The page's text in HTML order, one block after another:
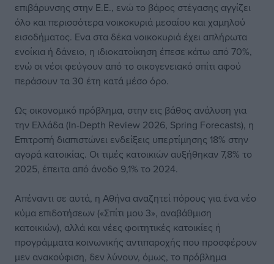
επιβάρυνσης στην Ε.Ε., ενώ το βάρος στέγασης αγγίζει
όλο και περισσότερα νοικοκυριά μεσαίου και χαμηλού
εισοδήματος. Ενα στα δέκα νοικοκυριά έχει απλήρωτα
ενοίκια ή δάνειο, η ιδιοκατοίκηση έπεσε κάτω από 70%,
ενώ οι νέοι φεύγουν από το οικογενειακό σπίτι αφού
περάσουν τα 30 έτη κατά μέσο όρο.
Ως οικονομικό πρόβλημα, στην εις βάθος ανάλυση για
την Ελλάδα (In-Depth Review 2026, Spring Forecasts), η
Επιτροπή διαπιστώνει ενδείξεις υπερτίμησης 18% στην
αγορά κατοικίας. Οι τιμές κατοικιών αυξήθηκαν 7,8% το
2025, έπειτα από άνοδο 9,1% το 2024.
Απέναντι σε αυτά, η Αθήνα αναζητεί πόρους για ένα νέο
κύμα επιδοτήσεων («Σπίτι μου 3», αναβάθμιση
κατοικιών), αλλά και νέες φοιτητικές κατοικίες ή
προγράμματα κοινωνικής αντιπαροχής που προσφέρουν
μεν ανακούφιση, δεν λύνουν, όμως, το πρόβλημα